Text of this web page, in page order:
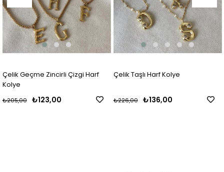
Çelik Geçme Zincirli Çizgi Harf
Kolye
₺123,00
₺205,00
Çelik Taşlı Harf Kolye
₺136,00
₺226,00